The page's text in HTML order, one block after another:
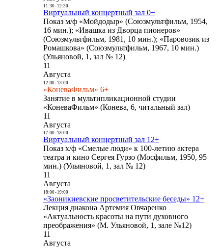
11:30- 12:30
Виртуальный концертный зал 0+
Показ м/ф «Мойдодыр» (Союзмультфильм, 1954,
16 мин.); «Ивашка из Дворца пионеров»
(Союзмультфильм, 1981, 10 мин.); «Паровозик из
Ромашкова» (Союзмультфильм, 1967, 10 мин.)
(Ульяновой, 1, зал № 12)
11
Августа
12:00- 13:00
«КоневаФильм» 6+
Занятие в мультипликационной студии
«КоневаФильм» (Конева, 6, читальный зал)
11
Августа
17:00- 18:00
Виртуальный концертный зал 12+
Показ х/ф «Смелые люди» к 100-летию актера
театра и кино Сергея Гурзо (Мосфильм, 1950, 95
мин.) (Ульяновой, 1, зал № 12)
11
Августа
18:00- 19:00
«Заоникиевские просветительские беседы» 12+
Лекция диакона Артемия Овчаренко
«Актуальность красоты на пути духовного
преображения» (М. Ульяновой, 1, зале №12)
11
Августа